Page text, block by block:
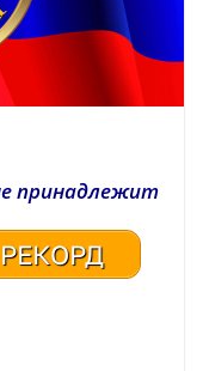
принадлежит